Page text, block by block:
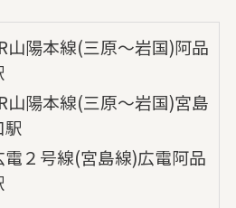
山陽本線(三原～岩国)阿品
山陽本線(三原～岩国)宮島
駅
電２号線(宮島線)広電阿品